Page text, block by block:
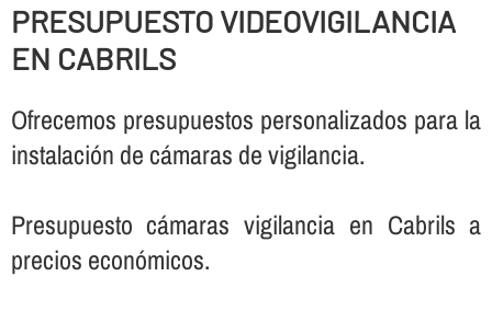
PRESUPUESTO VIDEOVIGILANCIA
EN CABRILS
Ofrecemos presupuestos personalizados para la
instalación de cámaras de vigilancia.
Presupuesto cámaras vigilancia en Cabrils a
precios económicos.